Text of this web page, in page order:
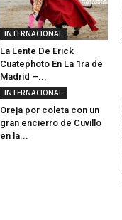
INTERNACIONAL
La Lente De Erick
Cuatephoto En La 1ra de
Madrid –...
INTERNACIONAL
Oreja por coleta con un
gran encierro de Cuvillo
en la...